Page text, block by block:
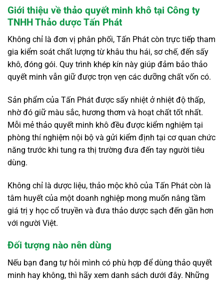
Giới thiệu về thảo quyết minh khô tại Công ty
TNHH Thảo dược Tấn Phát
Không chỉ là đơn vị phân phối, Tấn Phát còn trực tiếp tham
gia kiểm soát chất lượng từ khâu thu hái, sơ chế, đến sấy
khô, đóng gói. Quy trình khép kín này giúp đảm bảo thảo
quyết minh vẫn giữ được trọn vẹn các dưỡng chất vốn có.
Sản phẩm của Tấn Phát được sấy nhiệt ở nhiệt độ thấp,
nhờ đó giữ màu sắc, hương thơm và hoạt chất tốt nhất.
Mỗi mẻ thảo quyết minh khô đều được kiểm nghiệm tại
phòng thí nghiệm nội bộ và gửi kiểm định tại cơ quan chức
năng trước khi tung ra thị trường đưa đến tay người tiêu
dùng.
Không chỉ là dược liệu, thảo mộc khô của Tấn Phát còn là
tâm huyết của một doanh nghiệp mong muốn nâng tầm
giá trị y học cổ truyền và đưa thảo dược sạch đến gần hơn
với người Việt.
Đối tượng nào nên dùng
Nếu bạn đang tự hỏi mình có phù hợp để dùng thảo quyết
minh hay không, thì hãy xem danh sách dưới đây. Những